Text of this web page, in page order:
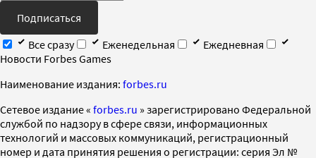
Подписаться
Все сразу
Еженедельная
Ежедневная
Новости Forbes Games
Наименование издания: forbes.ru
Cетевое издание « forbes.ru » зарегистрировано Федеральной
службой по надзору в сфере связи, информационных
технологий и массовых коммуникаций, регистрационный
номер и дата принятия решения о регистрации: серия Эл №